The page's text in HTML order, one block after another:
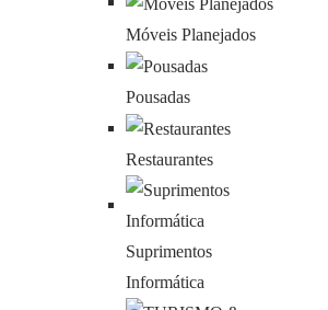
Móveis Planejados
Pousadas
Restaurantes
Suprimentos
Informática